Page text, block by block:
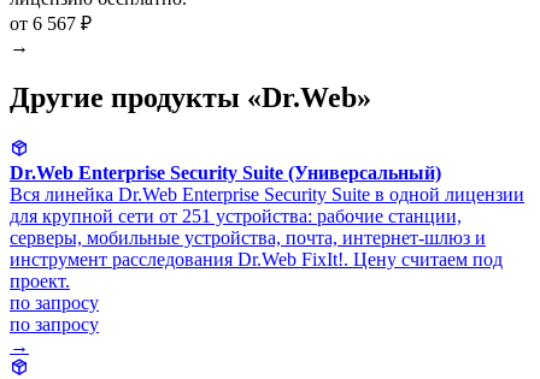
от 6 567 ₽
→
Другие продукты «Dr.Web»
Dr.Web Enterprise Security Suite (Универсальный)
Вся линейка Dr.Web Enterprise Security Suite в одной лицензии
для крупной сети от 251 устройства: рабочие станции,
серверы, мобильные устройства, почта, интернет-шлюз и
инструмент расследования Dr.Web FixIt!. Цену считаем под
проект.
по запросу
по запросу
→